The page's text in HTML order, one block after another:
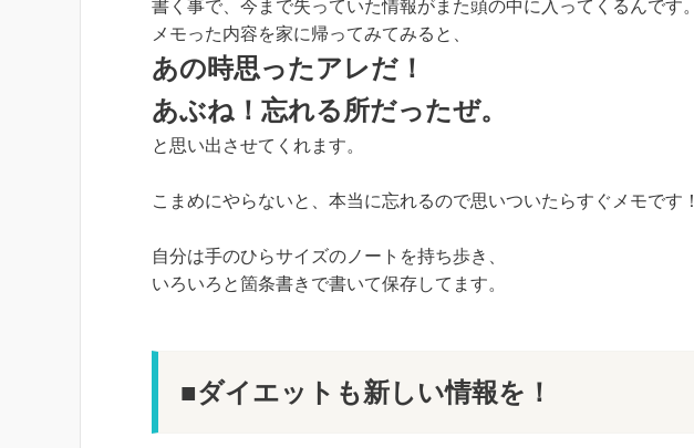
書く事で、今まで失っていた情報がまた頭の中に入ってくるんです。
メモった内容を家に帰ってみてみると、
あの時思ったアレだ！
あぶね！忘れる所だったぜ。
と思い出させてくれます。
こまめにやらないと、本当に忘れるので思いついたらすぐメモです！
自分は手のひらサイズのノートを持ち歩き、
いろいろと箇条書きで書いて保存してます。
■ダイエットも新しい情報を！